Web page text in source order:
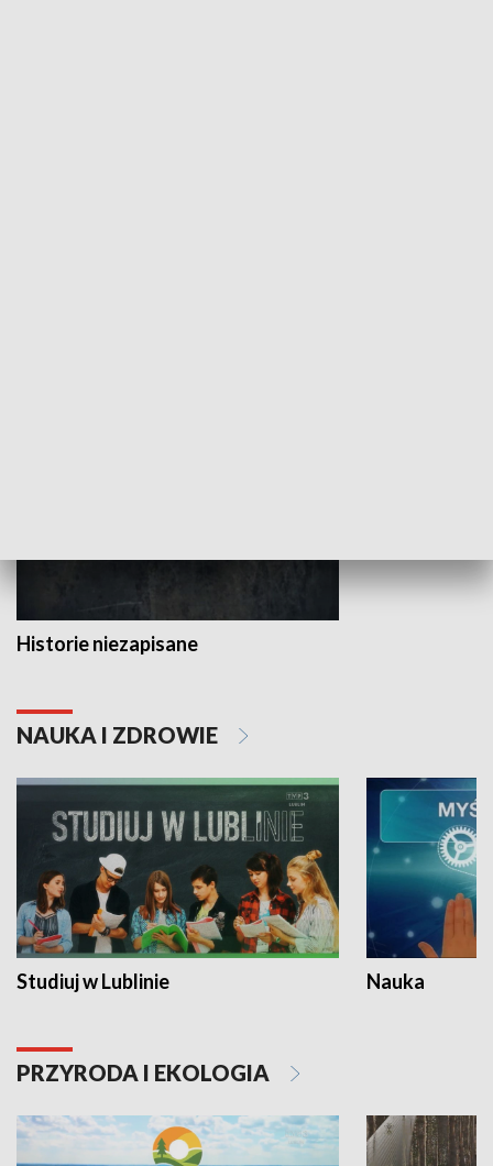
Historie niezapisane
NAUKA I ZDROWIE
Studiuj w Lublinie Nauka
PRZYRODA I EKOLOGIA